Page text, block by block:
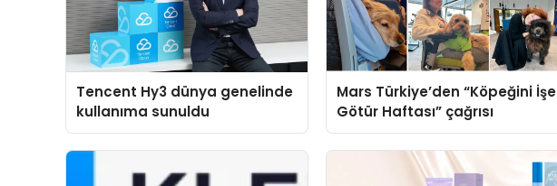
Tencent Hy3 dünya genelinde
kullanıma sunuldu
Mars Türkiye’den “Köpeğini İşe
Götür Haftası” çağrısı